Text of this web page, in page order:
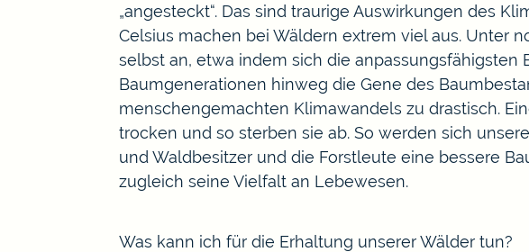
„angesteckt“. Das sind traurige Auswirkungen des
Celsius machen bei Wäldern extrem viel aus. Unter
selbst an, etwa indem sich die
Baumgenerationen hinweg die Gene des
menschengemachten Klimawandels zu drastisch.
trocken und so sterben sie ab. So werden sich
und Waldbesitzer und die Forstleute eine bessere
zugleich seine Vielfalt an Lebewesen.
Was kann ich für die Erhaltung unserer Wälder tun?